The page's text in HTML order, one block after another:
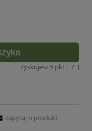
Zyskujesz 5pkt [ ? ]
zapytaj o produkt